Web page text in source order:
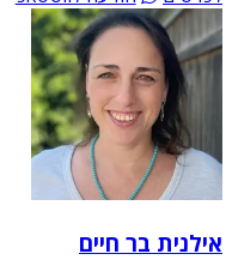
אילנית בר חיים